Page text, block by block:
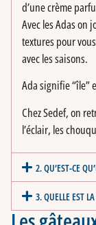
d’une crème
Avec les Adas on
textures pour
avec les saisons.
Ada signifie “île”
Chez Sedef, on
l’éclair, les
2. QU’EST-CE
3. QUELLE EST